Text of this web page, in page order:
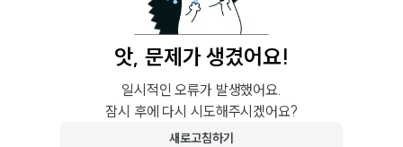
앗, 문제가 생겼어요!
일시적인 오류가 발생했어요.
잠시 후에 다시 시도해주시겠어요?
새로고침하기